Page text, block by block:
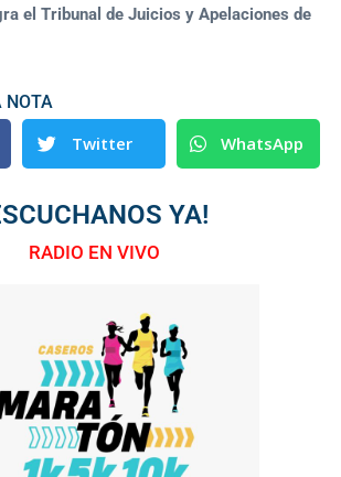
el Tribunal de Juicios y Apelaciones de
NOTA
Twitter WhatsApp
YA!
RADIO EN VIVO